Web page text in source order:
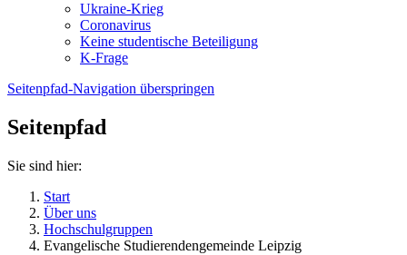
Ukraine-Krieg
Coronavirus
Keine studentische Beteiligung
K-Frage
Seitenpfad-Navigation überspringen
Seitenpfad
Sie sind hier:
Start
Über uns
Hochschulgruppen
Evangelische Studierendengemeinde Leipzig